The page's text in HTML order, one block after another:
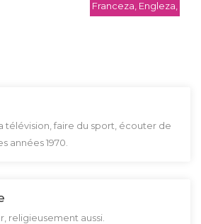
Franceza, Engleza,
télévision, faire du sport, écouter de
années 1970.
religieusement aussi.